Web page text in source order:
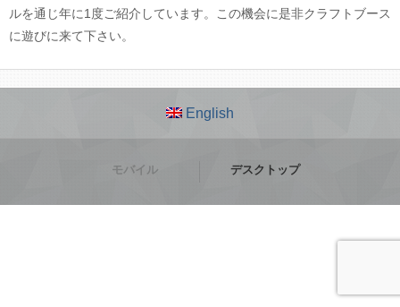
ルを通じ年に1度ご紹介しています。この機会に是非クラフトブース
に遊びに来て下さい。
English
モバイル デスクトップ